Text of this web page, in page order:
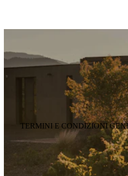
TERMINI E CONDIZIONI